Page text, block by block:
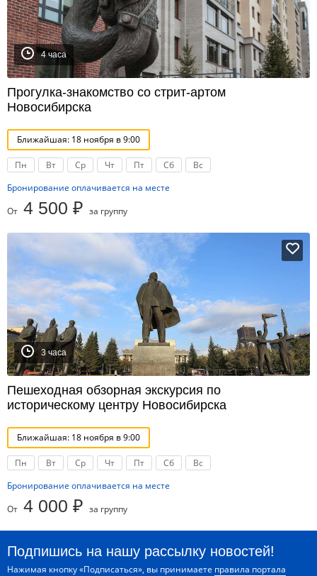
4 часа
Прогулка-знакомство со стрит-артом
Новосибирска
Ближайшая: 18 ноября в 9:00
Пн Вт Ср Чт Пт Сб
Вс
Бронирование оплачивается на месте
От 4 500 ₽ за группу
3 часа
Пешеходная обзорная экскурсия по
историческому центру Новосибирска
Ближайшая: 18 ноября в 9:00
Пн Вт Ср Чт Пт Сб
Вс
Бронирование оплачивается на месте
От 4 000 ₽ за группу
Подпишись на нашу рассылку новостей!
Нажимая кнопку «Подписаться», вы принимаете правила портала